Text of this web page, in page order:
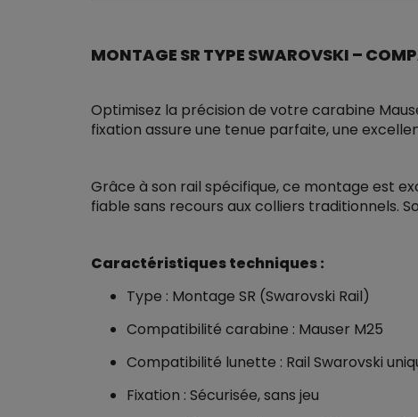
MONTAGE SR TYPE SWAROVSKI –
Optimisez la précision de votre carabine
fixation assure une tenue parfaite, une
Grâce à son rail spécifique, ce montage est
fiable sans recours aux colliers traditionnels.
Caractéristiques techniques :
Type : Montage SR (Swarovski Rail)
Compatibilité carabine : Mauser M25
Compatibilité lunette : Rail Swarovski
Fixation : Sécurisée, sans jeu